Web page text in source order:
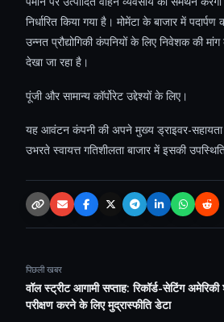
निर्धारित किया गया है। मोमेंटा के बाजार में पदार्पण
उन्नत प्रौद्योगिकी कंपनियों के लिए निवेशक की
देखा जा रहा है।
पूंजी और सामान्य कॉर्पोरेट उद्देश्यों के लिए।
यह आवंटन कंपनी की अपने मुख्य ड्राइवर-सहायता
उभरते स्वायत्त गतिशीलता बाजार में इसकी
Copy link
EmailFacebookX / TwitterTelegramLinkedIn
पिछली खबर
वॉल स्ट्रीट आगामी सप्ताह: रिकॉर्ड-सेटिंग
परीक्षण करने के लिए मुद्रास्फीति डेटा